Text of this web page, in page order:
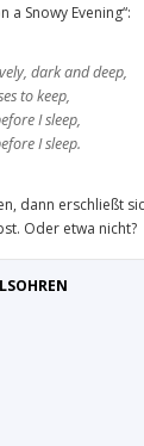
a Snowy Evening“:
dark and deep,
to keep,
I sleep,
I sleep.
dann erschließt
Oder etwa nicht?